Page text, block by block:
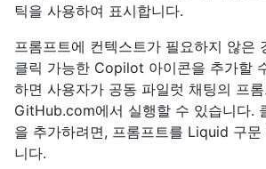
틱을 사용하여 표시합니다.
프롬프트에 컨텍스트가 필요하지 않은
클릭 가능한 Copilot 아이콘을 추가할
하면 사용자가 공동 파일럿 채팅의 프
GitHub.com에서 실행할 수 있습니다.
을 추가하려면, 프롬프트를 Liquid 구문
니다.